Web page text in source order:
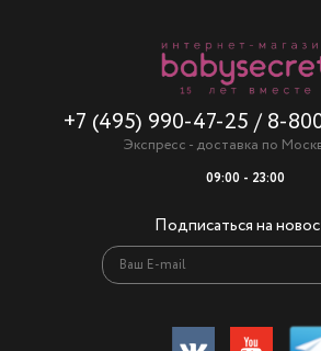
+7 (495) 990-47-25 / 8-
Экспресс - доставка по
09:00 - 23:00
Подписаться на